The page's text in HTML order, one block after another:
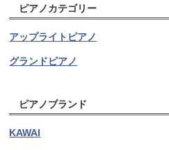
ピアノカテゴリー
アップライトピアノ
グランドピアノ
ピアノブランド
KAWAI